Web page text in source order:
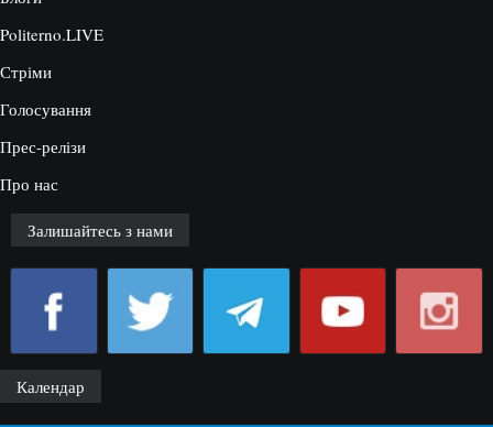
Politerno.LIVE
Стріми
Голосування
Прес-релізи
Про нас
Залишайтесь з нами
Календар